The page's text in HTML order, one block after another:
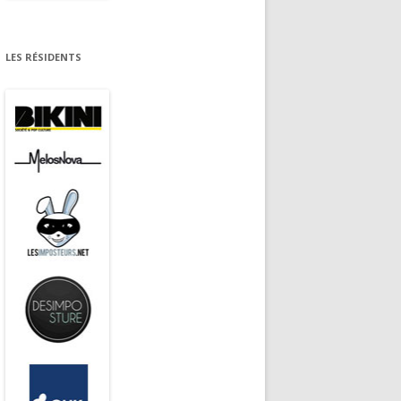
LES RÉSIDENTS